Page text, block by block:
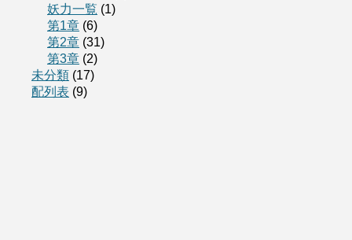
妖力一覧 (1)
第1章 (6)
第2章 (31)
第3章 (2)
未分類 (17)
配列表 (9)